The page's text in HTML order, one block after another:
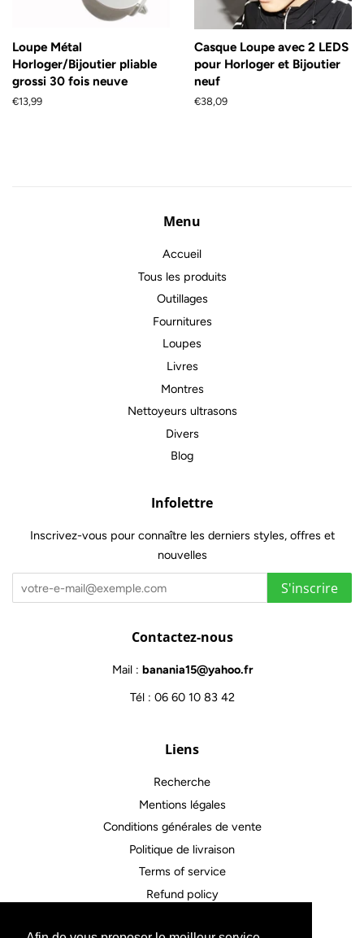
Loupe Métal
Horloger/Bijoutier pliable
grossi 30 fois neuve
Prix
€13,99
Casque Loupe avec 2 LEDS
pour Horloger et Bijoutier
neuf
Prix
€38,09
Menu
Accueil
Tous les produits
Outillages
Fournitures
Loupes
Livres
Montres
Nettoyeurs ultrasons
Divers
Blog
Infolettre
Inscrivez-vous pour connaître les derniers styles, offres et
nouvelles
S'inscrire
Contactez-nous
Mail : banania15@yahoo.fr
Tél : 06 60 10 83 42
Liens
Recherche
Mentions légales
Conditions générales de vente
Politique de livraison
Terms of service
Refund policy